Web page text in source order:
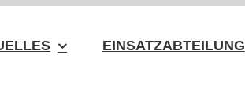
EINSATZABTEILUNG